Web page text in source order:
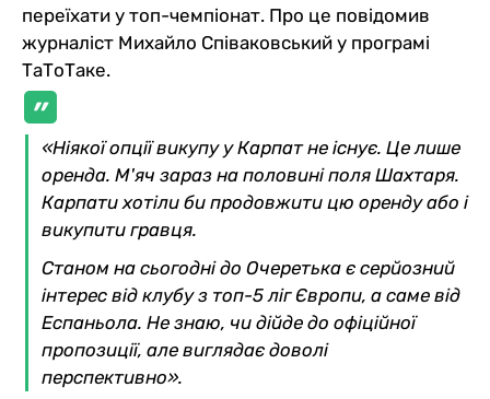
переїхати у топ-чемпіонат. Про це повідомив
журналіст Михайло Співаковський у програмі
ТаТоТаке.
«Ніякої опції викупу у Карпат не існує. Це лише
оренда. М'яч зараз на половині поля Шахтаря.
Карпати хотіли би продовжити цю оренду або і
викупити гравця.
Станом на сьогодні до Очеретька є серйозний
інтерес від клубу з топ-5 ліг Європи, а саме від
Еспаньола. Не знаю, чи дійде до офіційної
пропозиції, але виглядає доволі
перспективно».